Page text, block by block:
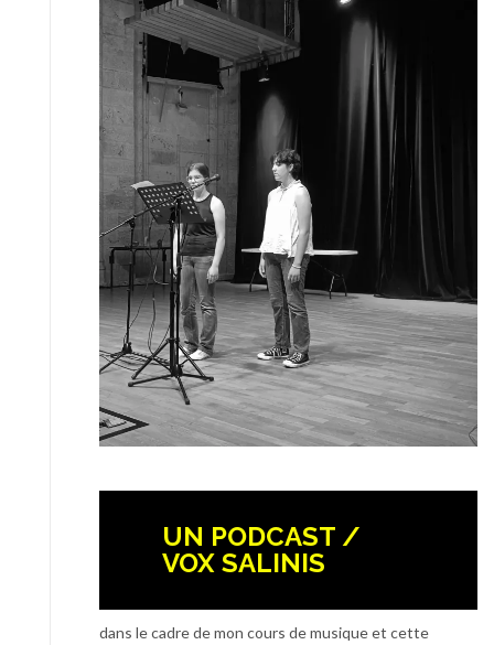
UN PODCAST /
VOX SALINIS
dans le cadre de mon cours de musique et cette